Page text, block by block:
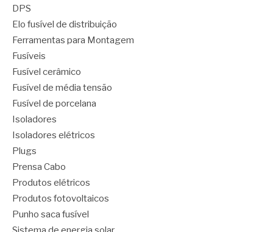
DPS
Elo fusível de distribuição
Ferramentas para Montagem
Fusíveis
Fusível cerâmico
Fusível de média tensão
Fusível de porcelana
Isoladores
Isoladores elétricos
Plugs
Prensa Cabo
Produtos elétricos
Produtos fotovoltaicos
Punho saca fusível